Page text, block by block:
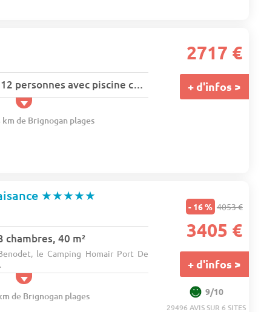
Maison 5 pièces 10 à 12 personnes avec piscine chauffée - WIFI - 12 pers. - 167m2 - TV - Animaux admis
de Brignogan plages
2717 €
+ d'infos >
★★★★★
chambres, 40 m²
le Camping Homair Port De
de Brignogan plages
- 16 % 4053 €
3405 €
+ d'infos >
9/10
29496 AVIS SUR 6 SITES